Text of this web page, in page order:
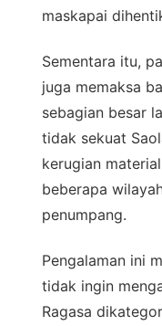
maskapai
Sementara itu,
juga memaksa
sebagian besar
tidak sekuat
kerugian
beberapa
penumpang.
Pengalaman ini
tidak ingin
Ragasa